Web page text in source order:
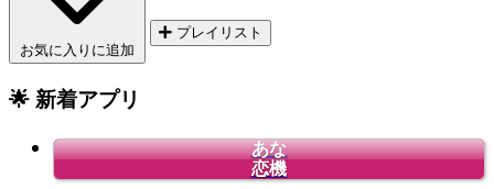
お気に入りに追加
プレイリスト
🌟 新着アプリ
あな
恋機